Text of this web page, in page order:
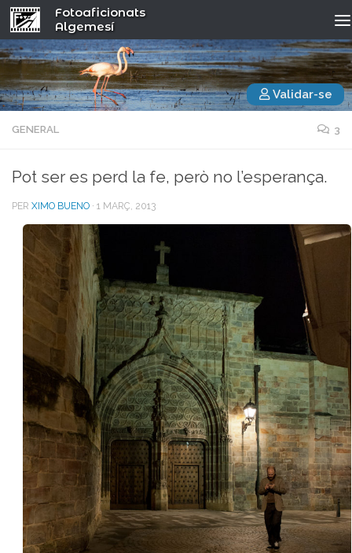
Fotoaficionats
Algemesí
Validar-se
GENERAL 3
Pot ser es perd la fe, però no l’esperança.
PER XIMO BUENO · 1 MARÇ, 2013